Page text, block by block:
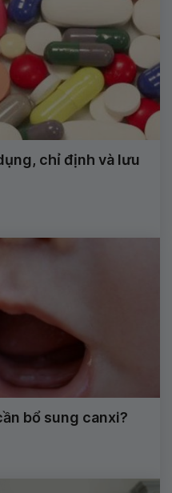
chỉ định và lưu
bổ sung canxi?